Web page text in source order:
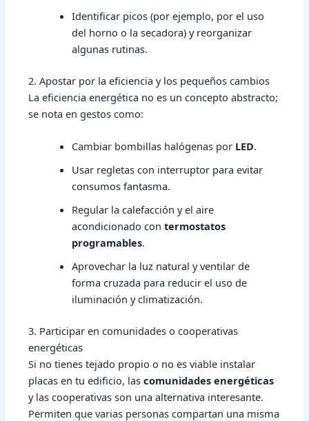
Identificar picos (por ejemplo, por el uso
del horno o la secadora) y reorganizar
algunas rutinas.
2. Apostar por la eficiencia y los pequeños cambios
La eficiencia energética no es un concepto abstracto;
se nota en gestos como:
Cambiar bombillas halógenas por LED.
Usar regletas con interruptor para evitar
consumos fantasma.
Regular la calefacción y el aire
acondicionado contermostatos
programables.
Aprovechar la luz natural y ventilar de
forma cruzada para reducir el uso de
iluminación y climatización.
3. Participar en comunidades o cooperativas
energéticas
Si no tienes tejado propio o no es viable instalar
placas en tu edificio, las comunidades energéticas
y las cooperativas son una alternativa interesante.
Permiten que varias personas compartan una misma